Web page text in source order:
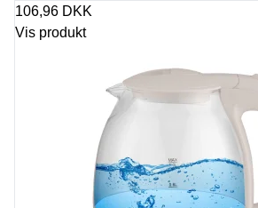
106,96 DKK
Vis produkt